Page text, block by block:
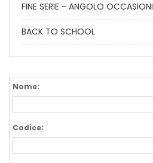
FINE SERIE - ANGOLO OCCASIONI
BACK TO SCHOOL
Nome:
Codice: